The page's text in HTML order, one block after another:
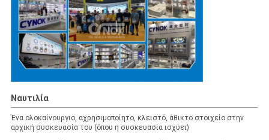
Ναυτιλία
Ένα ολοκαίνουργιο, αχρησιμοποίητο, κλειστό, άθικτο στοιχείο στην
αρχική συσκευασία του (όπου η συσκευασία ισχύει)